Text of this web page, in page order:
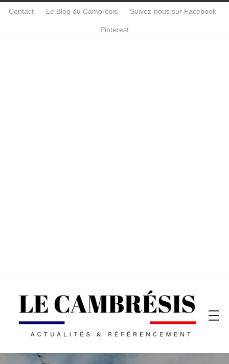
Contact Le Blog du Cambrésis Suivez-nous sur Facebook
Pinterest